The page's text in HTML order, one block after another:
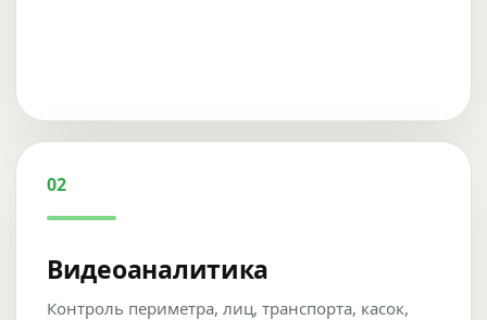
02
Видеоаналитика
Контроль периметра, лиц, транспорта, касок,